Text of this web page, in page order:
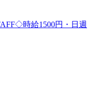
時給1500円・日週